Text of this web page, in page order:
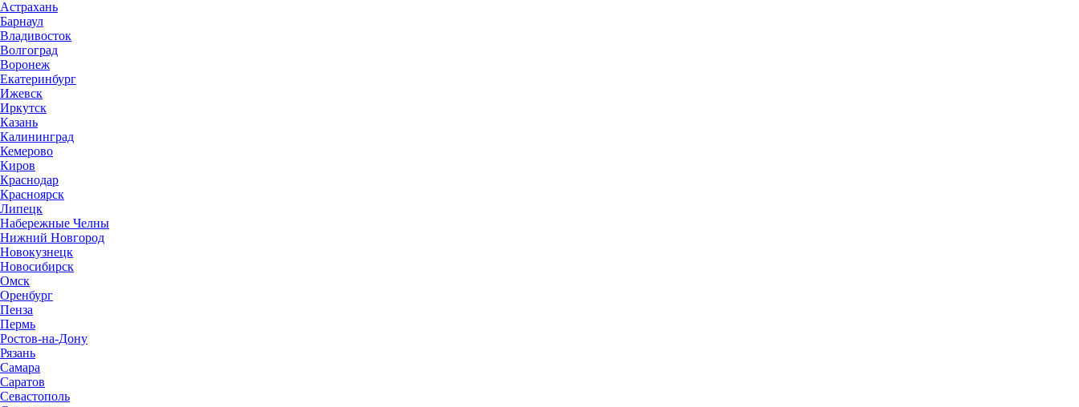
Астрахань
Барнаул
Владивосток
Волгоград
Воронеж
Екатеринбург
Ижевск
Иркутск
Казань
Калининград
Кемерово
Киров
Краснодар
Красноярск
Липецк
Набережные Челны
Нижний Новгород
Новокузнецк
Новосибирск
Омск
Оренбург
Пенза
Пермь
Ростов-на-Дону
Рязань
Самара
Саратов
Севастополь